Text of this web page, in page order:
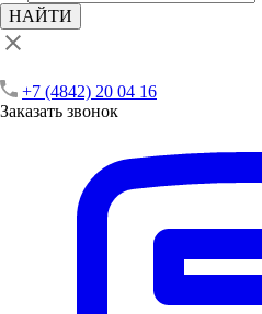
НАЙТИ
+7 (4842) 20 04 16
Заказать звонок